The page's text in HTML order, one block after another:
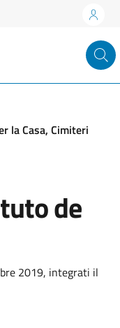
la Casa, Cimiteri
de
2019, integrati il